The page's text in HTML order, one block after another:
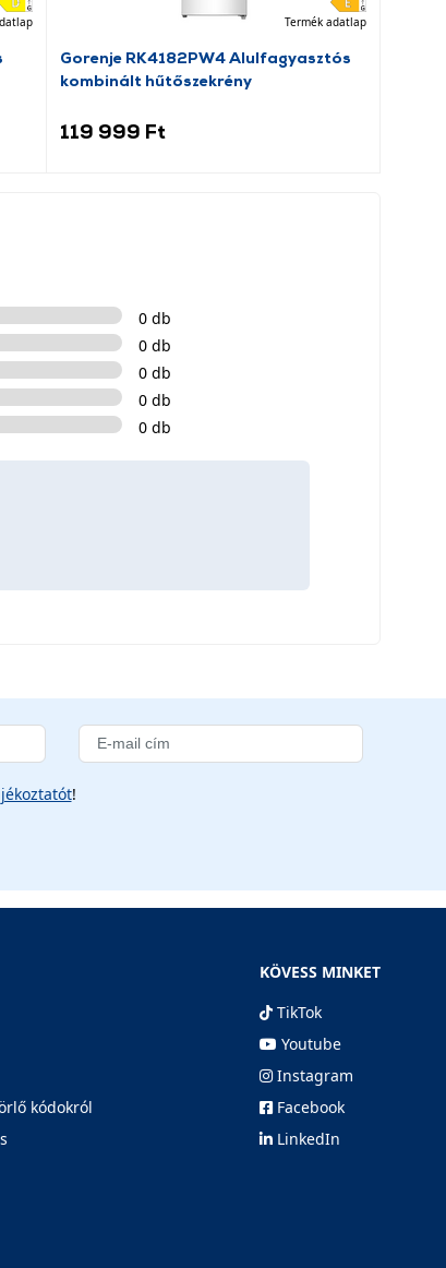
Termék adatlap
Gorenje RK4182PW4 Alulfagyasztós
kombinált hűtőszekrény
119 999 Ft
0 db
0 db
0 db
0 db
0 db
!
kódokról
KÖVESS MINKET
TikTok
Youtube
Instagram
Facebook
LinkedIn